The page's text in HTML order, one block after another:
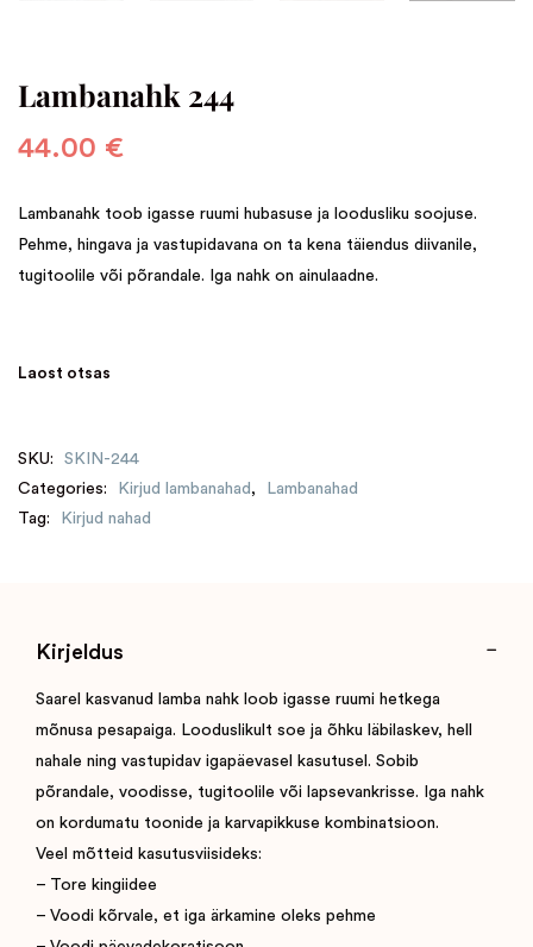
Lambanahk 244
44.00 €
Lambanahk toob igasse ruumi hubasuse ja loodusliku soojuse.
Pehme, hingava ja vastupidavana on ta kena täiendus diivanile,
tugitoolile või põrandale. Iga nahk on ainulaadne.
Laost otsas
SKU:
SKIN-244
Categories:
Kirjud lambanahad ,
Lambanahad
Tag:
Kirjud nahad
Kirjeldus
Saarel kasvanud lamba nahk loob igasse ruumi hetkega
mõnusa pesapaiga. Looduslikult soe ja õhku läbilaskev, hell
nahale ning vastupidav igapäevasel kasutusel. Sobib
põrandale, voodisse, tugitoolile või lapsevankrisse. Iga nahk
on kordumatu toonide ja karvapikkuse kombinatsioon.
Veel mõtteid kasutusviisideks:
– Tore kingiidee
– Voodi kõrvale, et iga ärkamine oleks pehme